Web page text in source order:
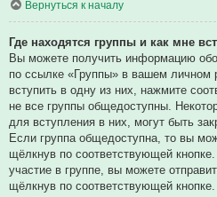
Вернуться к началу
Где находятся группы и как мне
Вы можете получить информацию
по ссылке «Группы» в вашем личном
вступить в одну из них, нажмите
не все группы общедоступны.
для вступления в них, могут быть
Если группа общедоступна, то вы
щёлкнув по соответствующей
участие в группе, вы можете
щёлкнув по соответствующей